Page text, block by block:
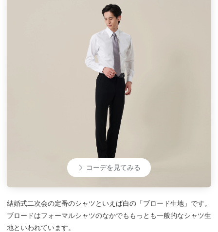
コーデを見てみる
結婚式二次会の定番のシャツといえば白の「ブロード生地」です。
ブロードはフォーマルシャツのなかでももっとも一般的なシャツ生
地といわれています。